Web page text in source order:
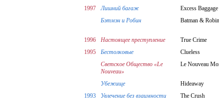
1997 Лишний багаж
Excess Baggage
Бэтмэн и Робин
Batman & Robin
1996 Настоящее преступление
True Crime
1995
Бестолковые
Clueless
Светское Общество «Le
Nouveau»
Le Nouveau
Убежище
Hideaway
1993
Увлечение без взаимности The Crush